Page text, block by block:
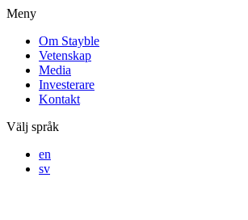
Meny
Om Stayble
Vetenskap
Media
Investerare
Kontakt
Välj språk
en
sv